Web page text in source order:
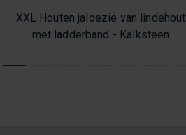
XXL Houten jaloezie van lindehout
met ladderband - Kalksteen